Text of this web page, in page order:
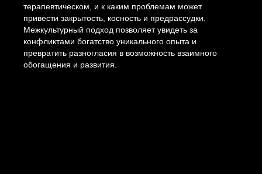
терапевтическом, и к каким проблемам может
привести закрытость, косность и предрассудки.
Межкультурный подход позволяет увидеть за
конфликтами богатство уникального опыта и
превратить разногласия в возможность взаимного
обогащения и развития.